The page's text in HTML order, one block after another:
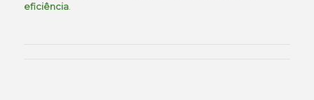
eficiência.